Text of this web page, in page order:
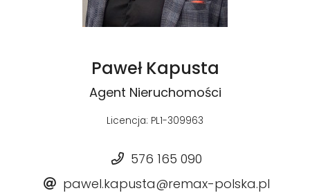
Paweł Kapusta
Agent Nieruchomości
Licencja: PL1-309963
576 165 090
pawel.kapusta@remax-polska.pl